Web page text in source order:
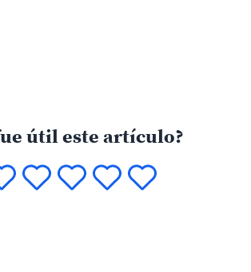
útil este artículo?